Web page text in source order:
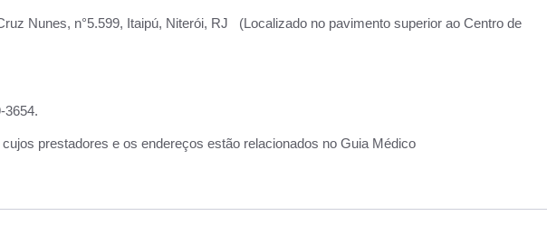
Nunes, n°5.599, Itaipú, Niterói, RJ (Localizado no pavimento superior ao Centro de
3654.
prestadores e os endereços estão relacionados no Guia Médico